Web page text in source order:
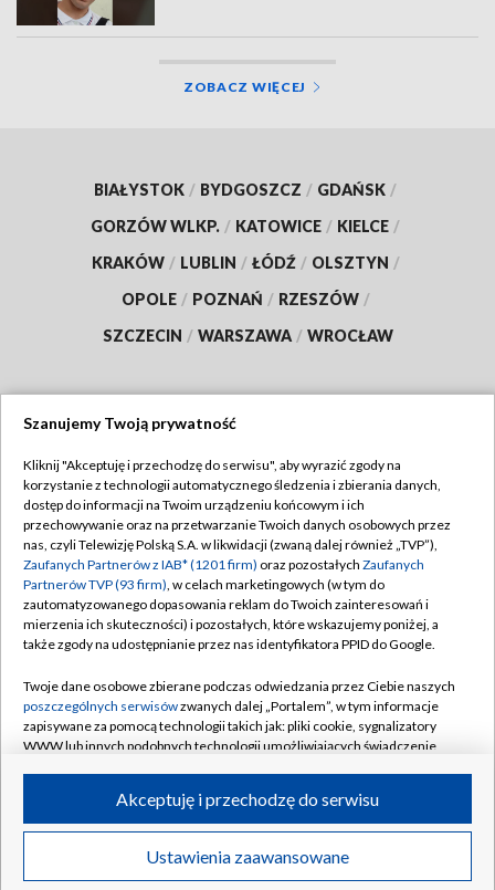
ZOBACZ WIĘCEJ
BIAŁYSTOK / BYDGOSZCZ / GDAŃSK /
GORZÓW WLKP. / KATOWICE / KIELCE /
KRAKÓW / LUBLIN / ŁÓDŹ / OLSZTYN /
OPOLE / POZNAŃ / RZESZÓW /
SZCZECIN / WARSZAWA / WROCŁAW
TVP
Abonament TVP
Emisja w TVP
Centrum informacji TVP
Naziemna Telewizja Cyfrowa
Rada Programowa
System NOS
Informacje o nadawcy
Program dla prasy
Ogłoszenie przetargowe
Regulamin TVP
Polityka prywatności
Moje zgody
Pomoc
Kontakt
Kanały
©2026 Telewizja Polska S.A. w likwidacji
Szanujemy Twoją prywatność
Kliknij "Akceptuję i przechodzę do serwisu", aby wyrazić zgody na
korzystanie z technologii automatycznego śledzenia i zbierania danych,
dostęp do informacji na Twoim urządzeniu końcowym i ich
przechowywanie oraz na przetwarzanie Twoich danych osobowych przez
nas, czyli Telewizję Polską S.A. w likwidacji (zwaną dalej również „TVP”),
Zaufanych Partnerów z IAB* (1201 firm) oraz pozostałych Zaufanych
Partnerów TVP (93 firm), w celach marketingowych (w tym do
zautomatyzowanego dopasowania reklam do Twoich zainteresowań i
mierzenia ich skuteczności) i pozostałych, które wskazujemy poniżej, a
także zgody na udostępnianie przez nas identyfikatora PPID do Google.
Twoje dane osobowe zbierane podczas odwiedzania przez Ciebie naszych
poszczególnych serwisówzwanych dalej „Portalem”, w tym informacje
zapisywane za pomocą technologii takich jak: pliki cookie, sygnalizatory
WWW lub innych podobnych technologii umożliwiających świadczenie
ruchu w Internecie.
Twoje dane osobowe zbierane podczas odwiedzania przez Ciebie
poszczególnych serwisówna Portalu, takie jak adresy IP, identyfikatory
Ustawienia zaawansowane
Akceptuję i przechodzę do serwisu